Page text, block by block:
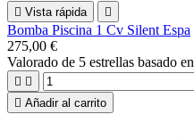
 Vista rápida 
Bomba Piscina 1 Cv Silent Espa
275,00 €
Valorado de 5 estrellas basado en
 
 Añadir al carrito